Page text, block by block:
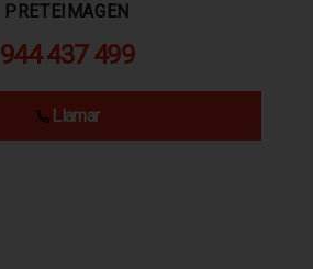
PRETEIMAGEN
944 437 499
Llamar